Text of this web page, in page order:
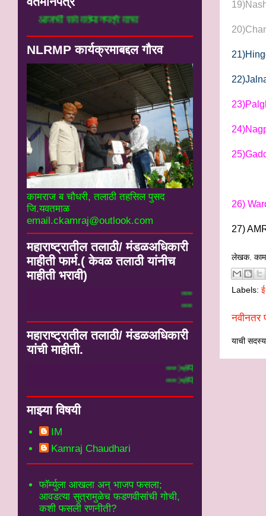
26)
27)
लेखक.
Labels:
नवीनतर
याची
आजची सर्व वर्तमानपत्रे वाचा
NLRMP कार्यक्रमाबद्दल गौरव
कामराज ब चौधरी, तलाठी तहसिल पुसद
जि.यवतमाळ
email.ckamraj@outlook.com
महाराष्ट्रातील तलाठी/ मंडळअधिकारी
माहीती फार्म.( केवळ तलाठी यांनीच
माहीती भरावी)
महाराष्ट्रातील तलाठी/ मंडळअधिकारी
यांची माहीती.
==>#फार्म मध्ये भरलेली तलाठी माहीती येथे
==>#फार्म मध्ये भरलेली मंडळअधिकारी
माझ्या विषयी
IM
Kamraj Chaudhari
फॉर्म्युला आखला अन् भाजप फसला;
आवडत्या सुत्रामुळेच फडणवीसांची गोची,
कशी फसली रणनीती?